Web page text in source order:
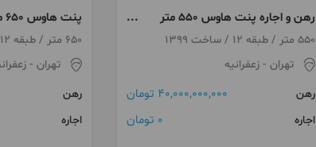
رهن و اجاره پنت هاوس 550 متر
منطقه 1 ویو ابدی 4 خواب
550 متر / طبقه 12 / ساخت 1399
تهران - زعفرانیه
رهن
40,000,000,000 تومان
اجاره 0 تومان
خواب منطقه 1
650 متر / طبقه 12 / ساخت 1399
تهران-
رهن
اجاره